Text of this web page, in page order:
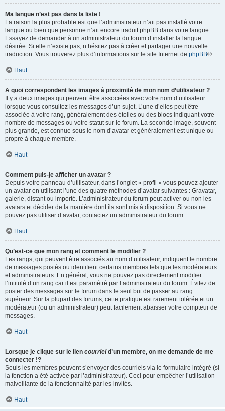
Ma langue n’est pas dans la liste !
La raison la plus probable est que l’administrateur n’ait pas installé votre
langue ou bien que personne n’ait encore traduit phpBB dans votre langue.
Essayez de demander à un administrateur du forum d’installer la langue
désirée. Si elle n’existe pas, n’hésitez pas à créer et partager une nouvelle
traduction. Vous trouverez plus d’informations sur le site Internet de phpBB®.
Haut
A quoi correspondent les images à proximité de mon nom d’utilisateur ?
Il y a deux images qui peuvent être associées avec votre nom d’utilisateur
lorsque vous consultez les messages d’un sujet. L’une d’elles peut être
associée à votre rang, généralement des étoiles ou des blocs indiquant votre
nombre de messages ou votre statut sur le forum. La seconde image, souvent
plus grande, est connue sous le nom d’avatar et généralement est unique ou
propre à chaque membre.
Haut
Comment puis-je afficher un avatar ?
Depuis votre panneau d’utilisateur, dans l’onglet « profil » vous pouvez ajouter
un avatar en utilisant l’une des quatre méthodes d’avatar suivantes : Gravatar,
galerie, distant ou importé. L’administrateur du forum peut activer ou non les
avatars et décider de la manière dont ils sont mis à disposition. Si vous ne
pouvez pas utiliser d’avatar, contactez un administrateur du forum.
Haut
Qu’est-ce que mon rang et comment le modifier ?
Les rangs, qui peuvent être associés au nom d’utilisateur, indiquent le nombre
de messages postés ou identifient certains membres tels que les modérateurs
et administrateurs. En général, vous ne pouvez pas directement modifier
l’intitulé d’un rang car il est paramétré par l’administrateur du forum. Évitez de
poster des messages sur le forum dans le seul but de passer au rang
supérieur. Sur la plupart des forums, cette pratique est rarement tolérée et un
modérateur (ou un administrateur) peut facilement abaisser votre compteur de
messages.
Haut
Lorsque je clique sur le lien courrield’un membre, on me demande de me
connecter !?
Seuls les membres peuvent s’envoyer des courriels via le formulaire intégré (si
la fonction a été activée par l’administrateur). Ceci pour empêcher l’utilisation
malveillante de la fonctionnalité par les invités.
Haut